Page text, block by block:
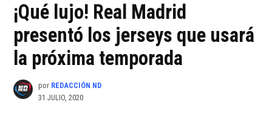
¡Qué lujo! Real Madrid
presentó los jerseys que usará
la próxima temporada
por REDACCIÓN ND
31 JULIO, 2020